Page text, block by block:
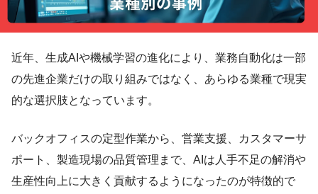
近年、生成AIや機械学習の進化により、業務自動化は一部
の先進企業だけの取り組みではなく、あらゆる業種で現実
的な選択肢となっています。
バックオフィスの定型作業から、営業支援、カスタマーサ
ポート、製造現場の品質管理まで、AIは人手不足の解消や
生産性向上に大きく貢献するようになったのが特徴的で